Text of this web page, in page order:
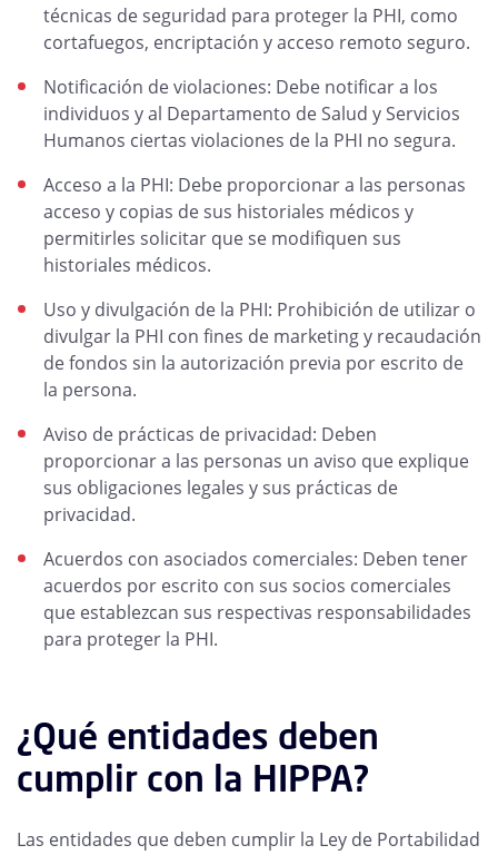
técnicas de seguridad para proteger la PHI, como
cortafuegos, encriptación y acceso remoto seguro.
Notificación de violaciones: Debe notificar a los
individuos y al Departamento de Salud y Servicios
Humanos ciertas violaciones de la PHI no segura.
Acceso a la PHI: Debe proporcionar a las personas
acceso y copias de sus historiales médicos y
permitirles solicitar que se modifiquen sus
historiales médicos.
Uso y divulgación de la PHI: Prohibición de utilizar o
divulgar la PHI con fines de marketing y recaudación
de fondos sin la autorización previa por escrito de
la persona.
Aviso de prácticas de privacidad: Deben
proporcionar a las personas un aviso que explique
sus obligaciones legales y sus prácticas de
privacidad.
Acuerdos con asociados comerciales: Deben tener
acuerdos por escrito con sus socios comerciales
que establezcan sus respectivas responsabilidades
para proteger la PHI.
¿Qué entidades deben
cumplir con la HIPPA?
Las entidades que deben cumplir la Ley de Portabilidad